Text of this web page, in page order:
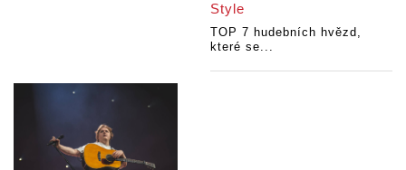
Style
TOP 7 hudebních hvězd,
které se...